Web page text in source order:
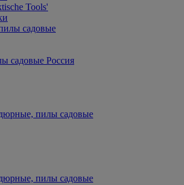
Tools'
садовые
садовые Россия
пилы садовые
пилы садовые